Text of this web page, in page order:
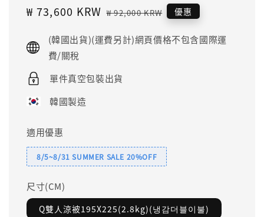
Sale
₩ 73,600 KRW Regular
₩ 92,000 KRW 優惠
(韓國出貨)(運費另計)網頁價格不包含國際運
費/關稅
單件真空包裝出貨
韓國製造
適用優惠
8/5~8/31 SUMMER SALE 20%OFF
尺寸(CM)
Q雙人涼被195X225(2.8kg)(냉감더블이불)